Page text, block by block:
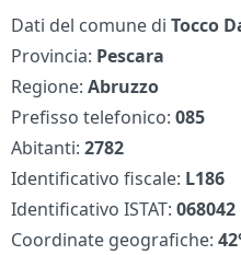
Dati del comune diTocco
Provincia: Pescara
Regione:Abruzzo
Prefisso telefonico:085
Abitanti:2782
Identificativo fiscale: L186
Identificativo ISTAT:068042
Coordinate geografiche: